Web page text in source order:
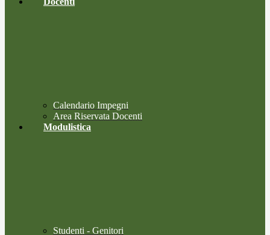
Calendario Impegni
Area Riservata Docenti
Modulistica
Studenti - Genitori